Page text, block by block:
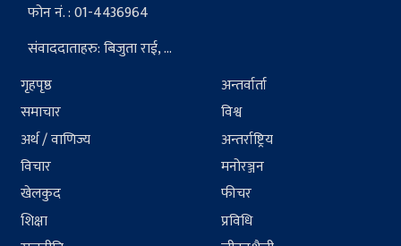
फोन नं. : 01-4436964
संवाददाताहरु: बिजुता राई, ...
गृहपृष्ठ
समाचार
अर्थ / वाणिज्य
विचार
खेलकुद
शिक्षा
अन्तर्वार्ता
विश्व
अन्तर्राष्ट्रिय
मनोरञ्जन
फीचर
प्रविधि